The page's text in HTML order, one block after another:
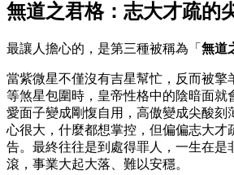
無道之君格：志大才疏的
最讓人擔心的，是第三種被稱為「 無道
當紫微星不僅沒有吉星幫忙，反而被擎
等煞星包圍時，皇帝性格中的陰暗面就
愛面子變成剛愎自用，高傲變成尖酸刻
心很大，什麼都想掌控，但偏偏志大才
告。最終往往是到處得罪人，一生在是
滾，事業大起大落、難以安穩。